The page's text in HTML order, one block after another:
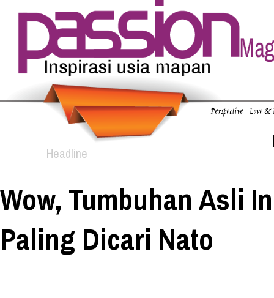
Perspective Love
Headline
Wow, Tumbuhan Asli
Paling Dicari Nato